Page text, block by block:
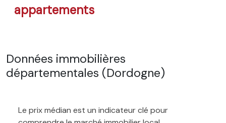
appartements
Données immobilières
départementales (Dordogne)
Le prix médian est un indicateur clé pour